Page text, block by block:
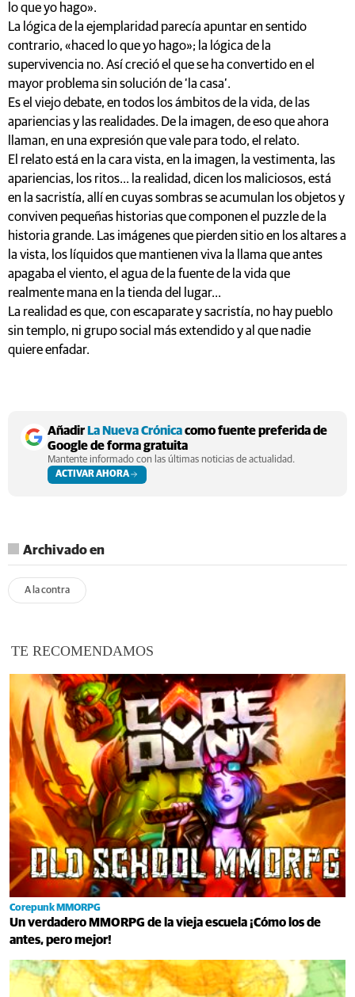
lo que yo hago».
La lógica de la ejemplaridad parecía apuntar en sentido
contrario, «haced lo que yo hago»; la lógica de la
supervivencia no. Así creció el que se ha convertido en el
mayor problema sin solución de ‘la casa’.
Es el viejo debate, en todos los ámbitos de la vida, de las
apariencias y las realidades. De la imagen, de eso que ahora
llaman, en una expresión que vale para todo, el relato.
El relato está en la cara vista, en la imagen, la vestimenta, las
apariencias, los ritos... la realidad, dicen los maliciosos, está
en la sacristía, allí en cuyas sombras se acumulan los objetos y
conviven pequeñas historias que componen el puzzle de la
historia grande. Las imágenes que pierden sitio en los altares a
la vista, los líquidos que mantienen viva la llama que antes
apagaba el viento, el agua de la fuente de la vida que
realmente mana en la tienda del lugar...
La realidad es que, con escaparate y sacristía, no hay pueblo
sin templo, ni grupo social más extendido y al que nadie
quiere enfadar.
AñadirLa Nueva Crónicacomo fuente preferida de
Google de forma gratuita
Mantente informado con las últimas noticias de actualidad.
ACTIVAR AHORA
Archivado en
A la contra
TE RECOMENDAMOS
Corepunk MMORPG
Un verdadero MMORPG de la vieja escuela ¡Cómo los de
antes, pero mejor!